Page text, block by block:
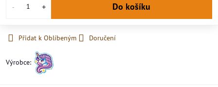
Do košíku
Přidat k Oblíbeným Doručení
Výrobce: